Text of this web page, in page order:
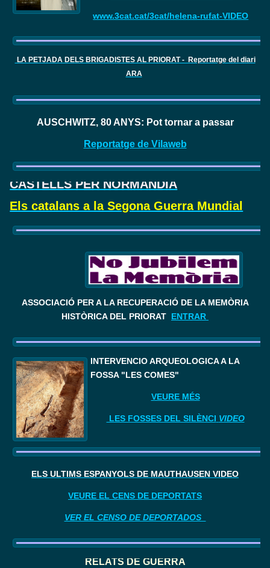
www.3cat.cat/3cat/helena-rufat-VIDEO
LA PETJADA DELS BRIGADISTES AL PRIORAT - Reportatge del diari
ARA
AUSCHWITZ, 80 ANYS: Pot tornar a passar
Reportatge de Vilaweb
CASTELLS PER NORMANDIA
Els catalans a la Segona Guerra Mundial
ASSOCIACIÓ PER A LA RECUPERACIÓ DE LA MEMÒRIA
HISTÒRICA DEL PRIORAT ENTRAR
INTERVENCIÓ ARQUEOLÒGICA A LA
FOSSA "LES COMES"
VEURE MÉS
LES FOSSES DEL SILÈNCI VIDEO
ELS ÚLTIMS ESPANYOLS DE MAUTHAUSEN VIDEO
VEURE EL CENS DE DEPORTATS
VER EL CENSO DE DEPORTADOS
RELATS DE GUERRA